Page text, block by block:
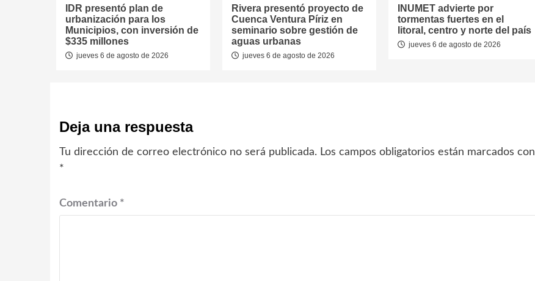
IDR presentó plan de
urbanización para los
Municipios, con inversión de
$335 millones
jueves 6 de agosto de 2026
Rivera presentó proyecto de
Cuenca Ventura Píriz en
seminario sobre gestión de
aguas urbanas
jueves 6 de agosto de 2026
INUMET advierte por
tormentas fuertes en el
litoral, centro y norte del país
jueves 6 de agosto de 2026
Deja una respuesta
Tu dirección de correo electrónico no será publicada. Los campos obligatorios están marcados con
*
Comentario *